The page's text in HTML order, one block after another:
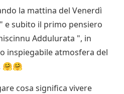
la mattina del Venerdì
e subito il primo pensiero
Addulurata ", in
inspiegabile atmosfera del
🤗🤗
cosa significa vivere